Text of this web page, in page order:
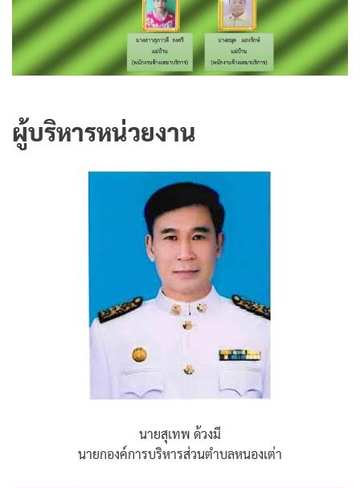
ผู้บริหารหน่วยงาน
นายสุเทพ ด้วงมี
นายกองค์การบริหารส่วนตำบลหนองเต่า